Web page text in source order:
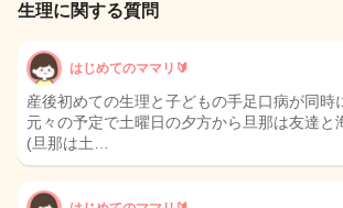
生理に関する質問
はじめてのママリ🔰
産後初めての生理と子どもの手足口病が同時
元々の予定で土曜日の夕方から旦那は友達と
(旦那は土…